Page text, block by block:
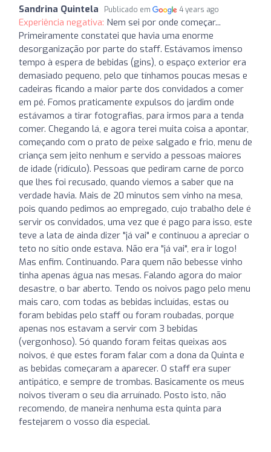
Sandrina Quintela Publicado em 4 years ago
Experiência negativa: Nem sei por onde começar...
Primeiramente constatei que havia uma enorme
desorganização por parte do staff. Estávamos imenso
tempo à espera de bebidas (gins), o espaço exterior era
demasiado pequeno, pelo que tínhamos poucas mesas e
cadeiras ficando a maior parte dos convidados a comer
em pé. Fomos praticamente expulsos do jardim onde
estávamos a tirar fotografias, para irmos para a tenda
comer. Chegando lá, e agora terei muita coisa a apontar,
começando com o prato de peixe salgado e frio, menu de
criança sem jeito nenhum e servido a pessoas maiores
de idade (ridículo). Pessoas que pediram carne de porco
que lhes foi recusado, quando viemos a saber que na
verdade havia. Mais de 20 minutos sem vinho na mesa,
pois quando pedimos ao empregado, cujo trabalho dele é
servir os convidados, uma vez que é pago para isso, este
teve a lata de ainda dizer "já vai" e continuou a apreciar o
teto no sítio onde estava. Não era "já vai", era ir logo!
Mas enfim. Continuando. Para quem não bebesse vinho
tinha apenas água nas mesas. Falando agora do maior
desastre, o bar aberto. Tendo os noivos pago pelo menu
mais caro, com todas as bebidas incluídas, estas ou
foram bebidas pelo staff ou foram roubadas, porque
apenas nos estavam a servir com 3 bebidas
(vergonhoso). Só quando foram feitas queixas aos
noivos, é que estes foram falar com a dona da Quinta e
as bebidas começaram a aparecer. O staff era super
antipático, e sempre de trombas. Basicamente os meus
noivos tiveram o seu dia arruínado. Posto isto, não
recomendo, de maneira nenhuma esta quinta para
festejarem o vosso dia especial.